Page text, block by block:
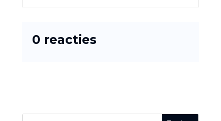
0 reacties